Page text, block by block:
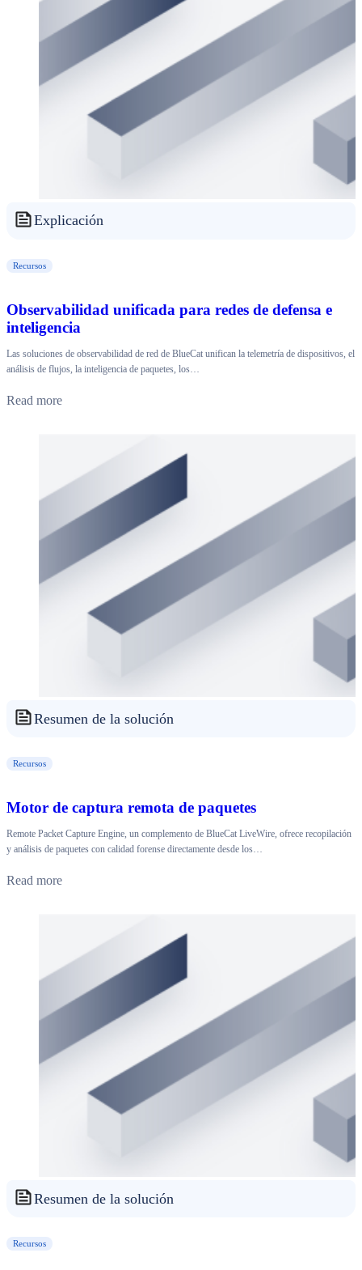
Explicación
Recursos
Observabilidad unificada para redes de defensa e
inteligencia
Las soluciones de observabilidad de red de BlueCat unifican la telemetría de dispositivos, el
análisis de flujos, la inteligencia de paquetes, los…
Read more
Resumen de la solución
Recursos
Motor de captura remota de paquetes
Remote Packet Capture Engine, un complemento de BlueCat LiveWire, ofrece recopilación
y análisis de paquetes con calidad forense directamente desde los…
Read more
Resumen de la solución
Recursos